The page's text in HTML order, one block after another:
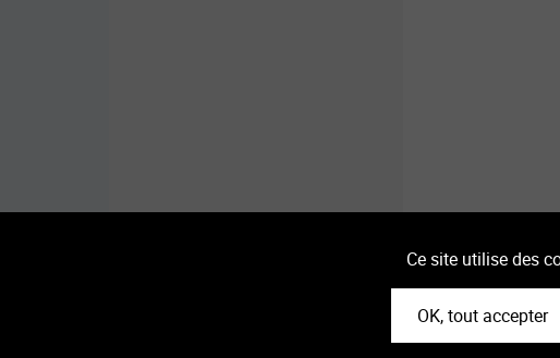
Mentions
Ce site utilise des
OK, tout accepter